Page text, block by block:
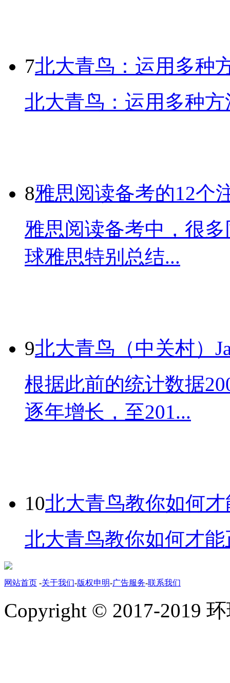
7北大青鸟：运用多种
北大青鸟：运用多种
8雅思阅读备考的12个
雅思阅读备考中，很
球雅思特别总结...
9北大青鸟（中关村）
根据此前的统计数据
逐年增长，至201...
10北大青鸟教你如何
北大青鸟教你如何才
网站首页 -关于我们-版权申明-广告服务-联系我们
Copyright © 2017-2019